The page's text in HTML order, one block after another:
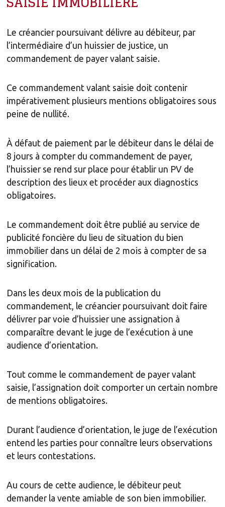
Le créancier poursuivant délivre au débiteur, par
l’intermédiaire d’un huissier de justice, un
commandement de payer valant saisie.
Ce commandement valant saisie doit contenir
impérativement plusieurs mentions obligatoires sous
peine de nullité.
À défaut de paiement par le débiteur dans le délai de
8 jours à compter du commandement de payer,
l’huissier se rend sur place pour établir un PV de
description des lieux et procéder aux diagnostics
obligatoires.
Le commandement doit être publié au service de
publicité foncière du lieu de situation du bien
immobilier dans un délai de 2 mois à compter de sa
signification.
Dans les deux mois de la publication du
commandement, le créancier poursuivant doit faire
délivrer par voie d’huissier une assignation à
comparaître devant le juge de l’exécution à une
audience d’orientation.
Tout comme le commandement de payer valant
saisie, l’assignation doit comporter un certain nombre
de mentions obligatoires.
Durant l’audience d’orientation, le juge de l’exécution
entend les parties pour connaître leurs observations
et leurs contestations.
Au cours de cette audience, le débiteur peut
demander la vente amiable de son bien immobilier.